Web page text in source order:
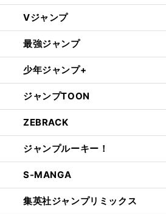
Vジャンプ
最強ジャンプ
少年ジャンプ+
ジャンプTOON
ZEBRACK
ジャンプルーキー！
S-MANGA
集英社ジャンプリミックス